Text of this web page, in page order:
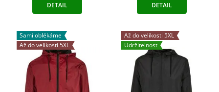
DETAIL DETAIL
Sami oblékáme
Až do velikosti 5XL
Až do velikosti 5XL
Udržitelnost